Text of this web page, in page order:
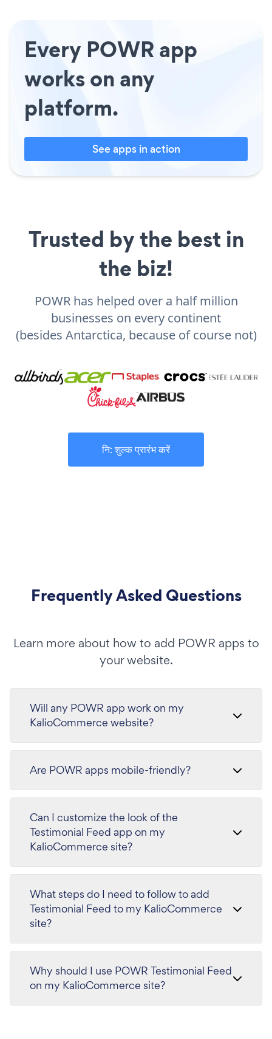
Every POWR app
works on any
platform.
See apps in action
Trusted by the best in
the biz!
POWR has helped over a half million
businesses on every continent
(besides Antarctica, because of course not)
नि: शुल्क प्रारंभ करें
Frequently Asked Questions
Learn more about how to add POWR apps to
your website.
Will any POWR app work on my
KalioCommerce website?
Are POWR apps mobile-friendly?
Can I customize the look of the
Testimonial Feed app on my
KalioCommerce site?
What steps do I need to follow to add
Testimonial Feed to my KalioCommerce
site?
Why should I use POWR Testimonial Feed
on my KalioCommerce site?